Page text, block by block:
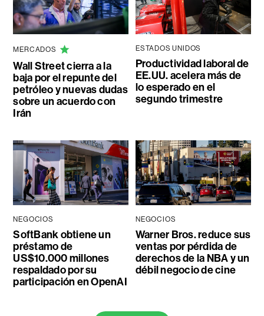
MERCADOS
Wall Street cierra a la
baja por el repunte del
petróleo y nuevas dudas
sobre un acuerdo con
Irán
ESTADOS UNIDOS
Productividad laboral de
EE.UU. acelera más de
lo esperado en el
segundo trimestre
NEGOCIOS
SoftBank obtiene un
préstamo de
US$10.000 millones
respaldado por su
participación en OpenAI
NEGOCIOS
Warner Bros. reduce sus
ventas por pérdida de
derechos de la NBA y un
débil negocio de cine